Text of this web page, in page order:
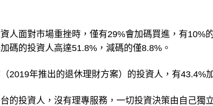
人面對市場重挫時，僅有29%會加碼買進，有10%